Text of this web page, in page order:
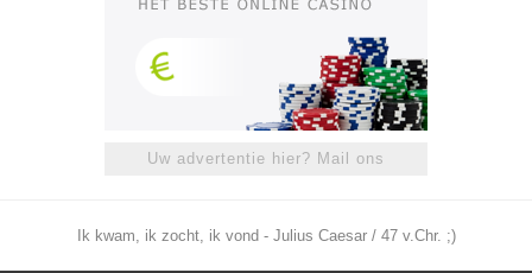
Uw advertentie hier? Mail ons
Ik kwam, ik zocht, ik vond - Julius Caesar / 47 v.Chr. ;)